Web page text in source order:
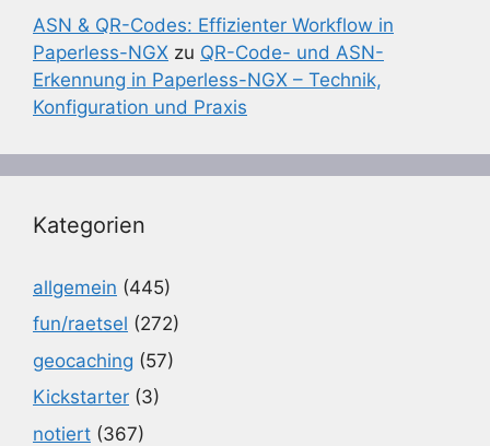
ASN & QR-Codes: Effizienter Workflow in
Paperless-NGX zu QR-Code- und ASN-
Erkennung in Paperless-NGX – Technik,
Konfiguration und Praxis
Kategorien
allgemein (445)
fun/raetsel (272)
geocaching (57)
Kickstarter (3)
notiert (367)